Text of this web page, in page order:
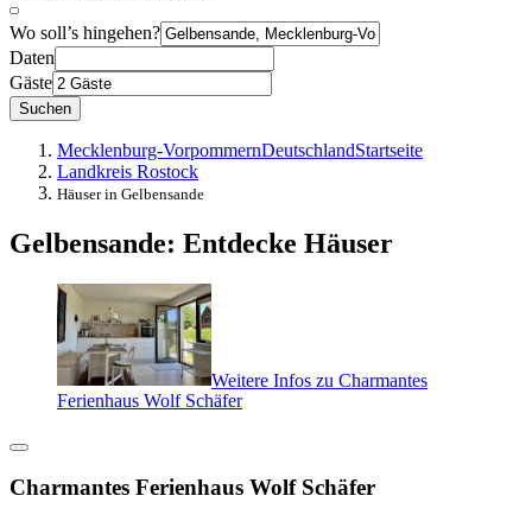
Wo soll’s hingehen?
Daten
Gäste
Suchen
Mecklenburg-VorpommernDeutschlandStartseite
Landkreis Rostock
Häuser in Gelbensande
Gelbensande: Entdecke Häuser
Weitere Infos zu Charmantes
Ferienhaus Wolf Schäfer
Charmantes Ferienhaus Wolf Schäfer